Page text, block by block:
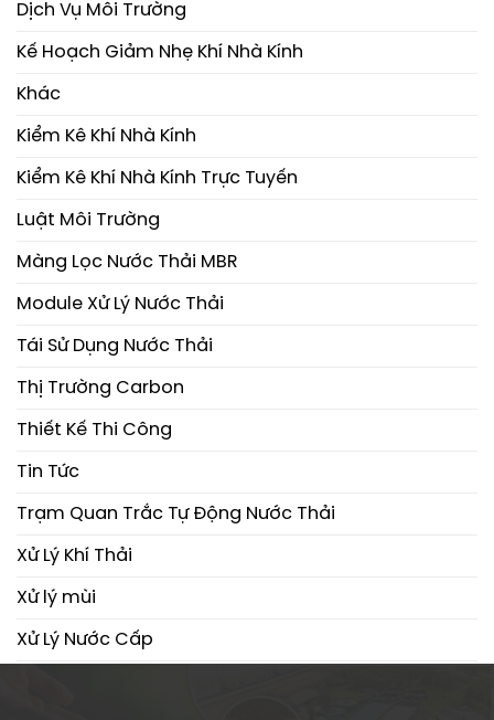
Dịch Vụ Môi Trường
Kế Hoạch Giảm Nhẹ Khí Nhà Kính
Khác
Kiểm Kê Khí Nhà Kính
Kiểm Kê Khí Nhà Kính Trực Tuyến
Luật Môi Trường
Màng Lọc Nước Thải MBR
Module Xử Lý Nước Thải
Tái Sử Dụng Nước Thải
Thị Trường Carbon
Thiết Kế Thi Công
Tin Tức
Trạm Quan Trắc Tự Động Nước Thải
Xử Lý Khí Thải
Xử lý mùi
Xử Lý Nước Cấp